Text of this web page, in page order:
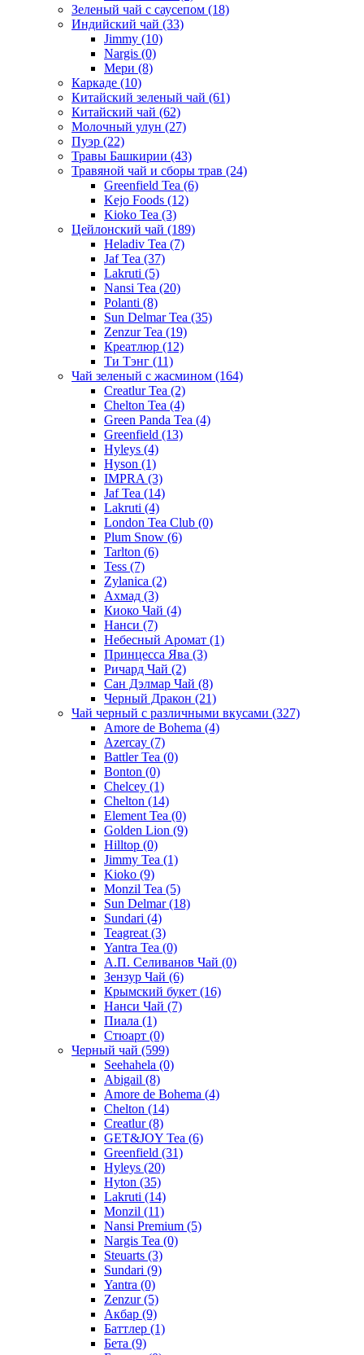
Зеленый чай с саусепом (18)
Индийский чай (33)
Jimmy (10)
Nargis (0)
Мери (8)
Каркаде (10)
Китайский зеленый чай (61)
Китайский чай (62)
Молочный улун (27)
Пуэр (22)
Травы Башкирии (43)
Травяной чай и сборы трав (24)
Greenfield Tea (6)
Kejo Foods (12)
Kioko Tea (3)
Цейлонский чай (189)
Heladiv Tea (7)
Jaf Tea (37)
Lakruti (5)
Nansi Tea (20)
Polanti (8)
Sun Delmar Tea (35)
Zenzur Tea (19)
Креатлюр (12)
Ти Тэнг (11)
Чай зеленый с жасмином (164)
Creatlur Tea (2)
Chelton Tea (4)
Green Panda Tea (4)
Greenfield (13)
Hyleys (4)
Hyson (1)
IMPRA (3)
Jaf Tea (14)
Lakruti (4)
London Tea Club (0)
Plum Snow (6)
Tarlton (6)
Tess (7)
Zylanica (2)
Ахмад (3)
Киоко Чай (4)
Нанси (7)
Небесный Аромат (1)
Принцесса Ява (3)
Ричард Чай (2)
Сан Дэлмар Чай (8)
Черный Дракон (21)
Чай черный с различными вкусами (327)
Amore de Bohema (4)
Azercay (7)
Battler Tea (0)
Bonton (0)
Chelcey (1)
Chelton (14)
Element Tea (0)
Golden Lion (9)
Hilltop (0)
Jimmy Tea (1)
Kioko (9)
Monzil Tea (5)
Sun Delmar(18)
Sundari (4)
Teagreat (3)
Yantra Tea (0)
А.П. Селиванов Чай (0)
Зензур Чай (6)
Крымский букет (16)
Нанси Чай (7)
Пиала (1)
Стюарт (0)
Черный чай (599)
Seehahela (0)
Abigail (8)
Amore de Bohema (4)
Chelton (14)
Creatlur(8)
GET&JOY Tea (6)
Greenfield (31)
Hyleys (20)
Hyton (35)
Lakruti (14)
Monzil (11)
Nansi Premium (5)
Nargis Tea (0)
Steuarts (3)
Sundari (9)
Yantra (0)
Zenzur(5)
Акбар (9)
Баттлер (1)
Бета (9)